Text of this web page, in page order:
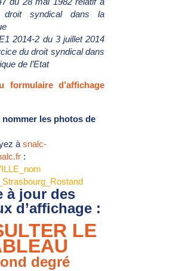
droit syndical dans la
2014-2 du 3 juillet 2014
du droit syndical dans
de l’Etat
formulaire d’affichage
les photos de
à snalc-
:
à jour des
d’affichage :
LE
degré